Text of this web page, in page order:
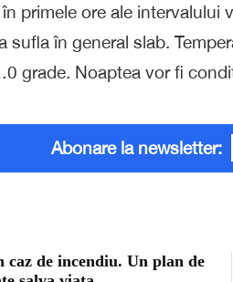
primele ore ale
sufla în general slab.
grade. Noaptea vor fi
Abonare la newsletter:
caz de incendiu. Un plan de